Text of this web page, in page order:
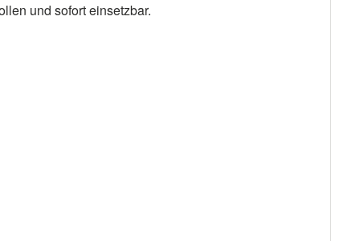
und sofort einsetzbar.